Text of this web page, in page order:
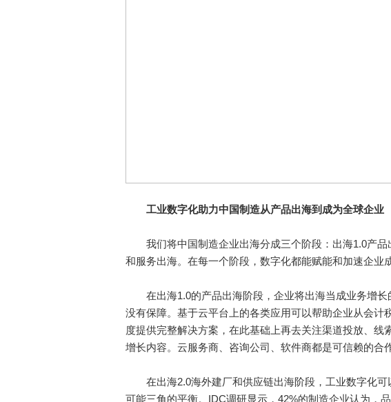
工业数字化助力中国制造从产品出海到成为全球企业
我们将中国制造企业出海分成三个阶段：出海1.0产品
和服务出海。在每一个阶段，数字化都能赋能和加速企业
在出海1.0的产品出海阶段，企业将出海当成业务增长
没有保障。基于云平台上的各类应用可以帮助企业从会计
度提供完整解决方案，在此基础上再去关注渠道投放、线
增长内容。云服务商、咨询公司、软件商都是可信赖的合
在出海2.0海外建厂和供应链出海阶段，工业数字化可
可能三角的平衡。IDC调研显示，42%的制造企业认为，